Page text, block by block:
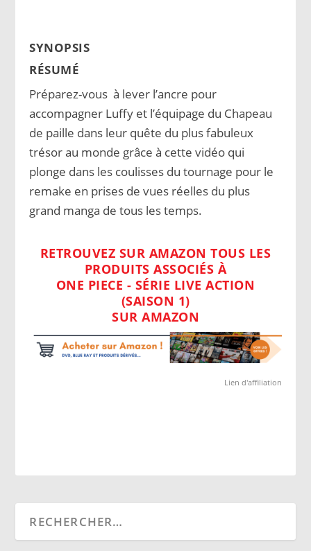
SYNOPSIS
RÉSUMÉ
Préparez-vous à lever l’ancre pour
accompagner Luffy et l’équipage du Chapeau
de paille dans leur quête du plus fabuleux
trésor au monde grâce à cette vidéo qui
plonge dans les coulisses du tournage pour le
remake en prises de vues réelles du plus
grand manga de tous les temps.
RETROUVEZ SUR AMAZON TOUS LES
PRODUITS ASSOCIÉS À
ONE PIECE - SÉRIE LIVE ACTION
(SAISON 1)
SUR AMAZON
Lien d'affiliation